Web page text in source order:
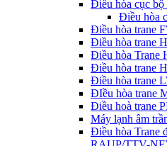
Điều hòa cục
Điều hòa
Điều hòa trane
Điều hòa trane
Điều hòa Trane
Điều hòa trane
Điều hòa trane
ĐIều hòa trane
Điều hoà trane
Máy lạnh âm
Điều hòa Trane